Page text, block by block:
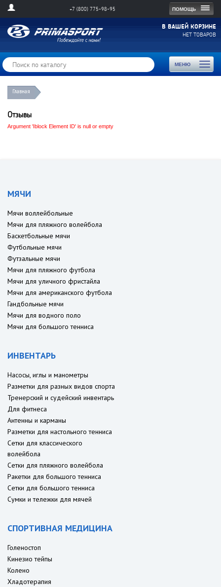
ПОМОЩЬ
+7 (800) 775-98-95
В ВАШЕЙ КОРЗИНЕ
НЕТ ТОВАРОВ
МЕНЮ
Toggle
Главная
Отзывы
Argument 'Iblock Element ID' is null or empty
МЯЧИ
Мячи воллейбольные
Мячи для пляжного волейбола
Баскетбольные мячи
Футбольные мячи
Футзальные мячи
Мячи для пляжного футбола
Мячи для уличного фристайла
Мячи для американского футбола
Гандбольные мячи
Мячи для водного поло
Мячи для большого тенниса
ИНВЕНТАРЬ
Насосы, иглы и манометры
Разметки для разных видов спорта
Тренерский и судейский инвентарь
Для фитнеса
Антенны и карманы
Разметки для настольного тенниса
Сетки для классического
волейбола
Сетки для пляжного волейбола
Ракетки для большого тенниса
Сетки для большого тенниса
Сумки и тележки для мячей
СПОРТИВНАЯ МЕДИЦИНА
Голеностоп
Кинезио тейпы
Колено
Хладотерапия